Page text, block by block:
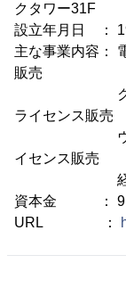
クタワー31F
設立年月日 ：
主な事業内容：
販売
クラウドア
ライセンス販売
ウェブアプ
イセンス販売
経営コン
資本金 ：
URL ：